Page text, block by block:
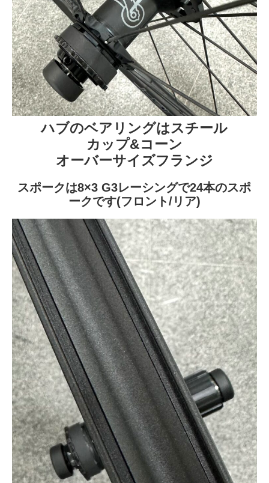
ハブのベアリングはスチール
カップ&コーン
オーバーサイズフランジ
スポークは8×3 G3レーシングで24本のスポ
ークです(フロント/リア)